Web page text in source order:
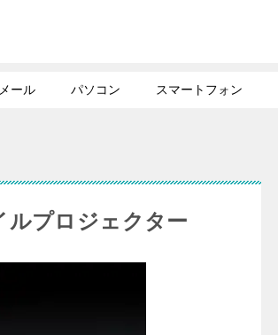
メール パソコン スマートフォン
プロジェクター